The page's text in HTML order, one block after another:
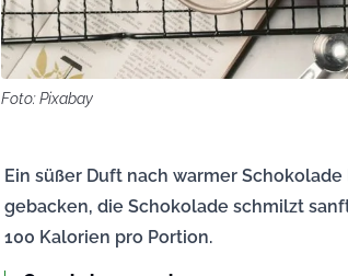
Foto: Pixabay
Ein süßer Duft nach warmer
gebacken, die Schokolade schmilzt
100 Kalorien pro Portion.